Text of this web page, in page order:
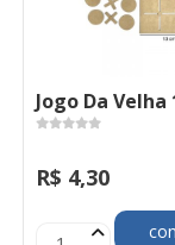
Jogo Da Velha
R$ 4,30